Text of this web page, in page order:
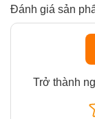
Đánh giá sản
Trở thành